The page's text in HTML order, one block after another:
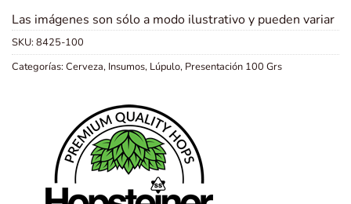
Las imágenes son sólo a modo ilustrativo y pueden variar
SKU: 8425-100
Categorías: Cerveza, Insumos, Lúpulo, Presentación 100 Grs